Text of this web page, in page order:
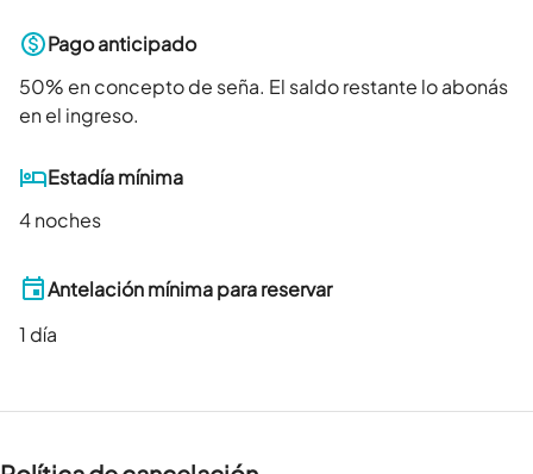
Pago anticipado
50% en concepto de seña. El saldo restante lo abonás
en el ingreso.
Estadía mínima
4 noches
Antelación mínima para reservar
1 día